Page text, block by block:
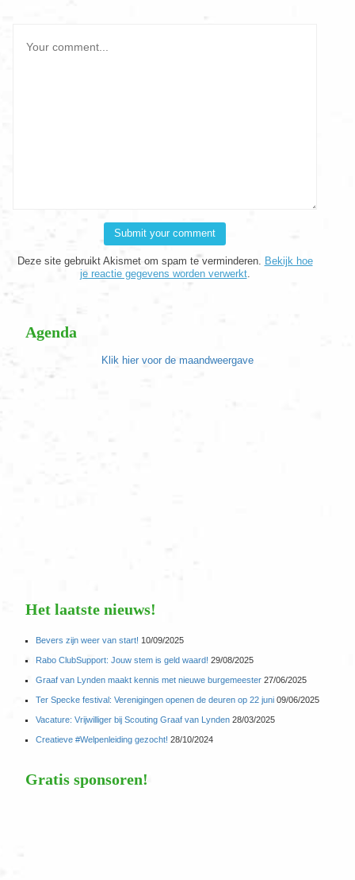
Deze site gebruikt Akismet om spam te verminderen.
Bekijk hoe
je reactie gegevens worden verwerkt.
Agenda
Klik hier voor de maandweergave
Het laatste nieuws!
Bevers zijn weer van start! 10/09/2025
Rabo ClubSupport: Jouw stem is geld waard! 29/08/2025
Graaf van Lynden maakt kennis met nieuwe burgemeester 27/06/2025
Ter Specke festival: Verenigingen openen de deuren op 22 juni 09/06/2025
Vacature: Vrijwilliger bij Scouting Graaf van Lynden 28/03/2025
Creatieve #Welpenleiding gezocht! 28/10/2024
Gratis sponsoren!